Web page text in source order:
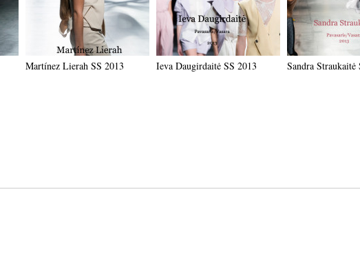
Martínez Lierah SS 2013 Ieva Daugirdaitė SS 2013 Sandra Straukaitė